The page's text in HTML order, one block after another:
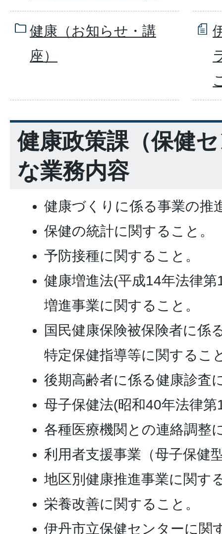
健康（お知らせ・講
座）
健康政策課（保健
な業務内容
健康づくりに係る事業の推
保健の統計に関すること。
予防接種に関すること。
健康増進法(平成14年法律
増進事業に関すること。
国民健康保険被保険者に係
特定保健指導等に関するこ
後期高齢者に係る健康診査
母子保健法(昭和40年法律
各種医療機関との連絡調整
利用者支援事業（母子保健
地区別健康推進事業に関す
栄養改善に関すること。
伊丹市立保健センターに関